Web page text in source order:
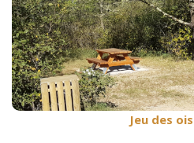
chemin
Jeu des